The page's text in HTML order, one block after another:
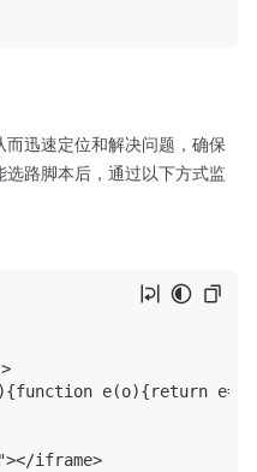
迅速定位和解决问题，确保
路脚本后，通过以下方式监
e(o){return
iframe>